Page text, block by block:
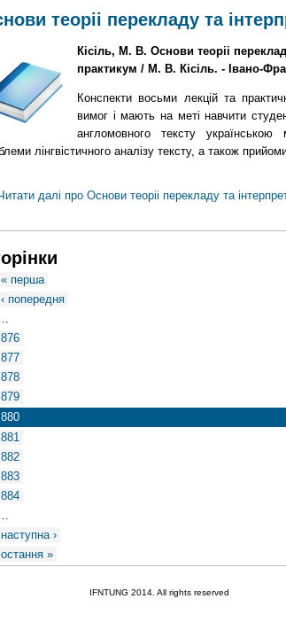
теоріі перекладу та
Кісіль, М. В. Основи теоріі
практикум / М. В. Кісіль. - Івано-
Конспекти восьми лекцій та
вимог і мають на меті навчити
англомовного тексту
лінгвістичного аналізу тексту, а також
далі про Основи теоріі перекладу та
« перша
‹ попередня
876
877
878
879
880
881
882
883
884
наступна ›
остання »
IFNTUNG 2014. All rights reserved